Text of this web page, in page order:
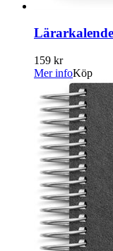
159 kr
Mer infoKöp